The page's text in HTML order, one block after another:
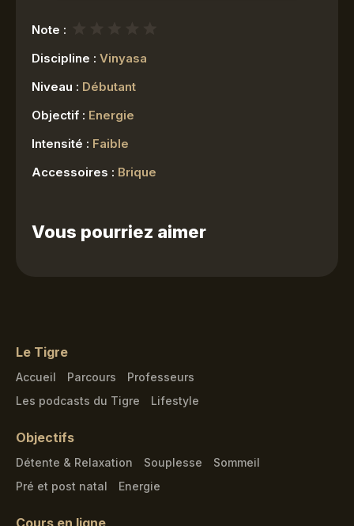
Note :
Discipline : Vinyasa
Niveau : Débutant
Objectif : Energie
Intensité : Faible
Accessoires : Brique
Vous pourriez aimer
Le Tigre
Accueil Parcours
Professeurs
Les podcasts du Tigre
Lifestyle
Objectifs
Détente & Relaxation Souplesse
Sommeil
Pré et post natal
Energie
Cours en ligne